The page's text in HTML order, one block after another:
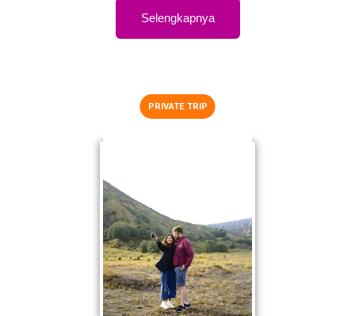
Selengkapnya
PRIVATE TRIP